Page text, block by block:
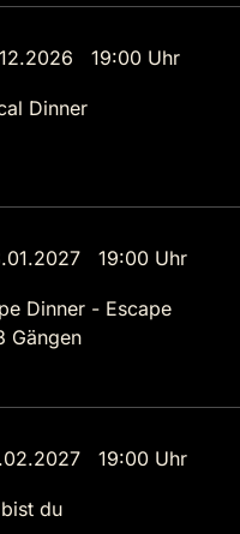
19:00 Uhr
Dinner
19:00 Uhr
Dinner - Escape
Gängen
19:00 Uhr
du